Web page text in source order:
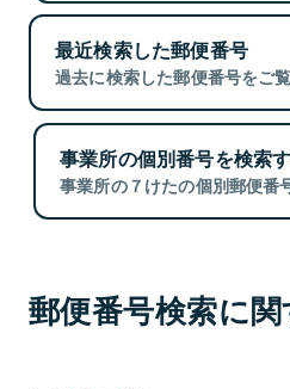
最近検索した郵便番号
過去に検索した郵便番号をご
事業所の個別番号を検索
事業所の７けたの個別郵便番
郵便番号検索に